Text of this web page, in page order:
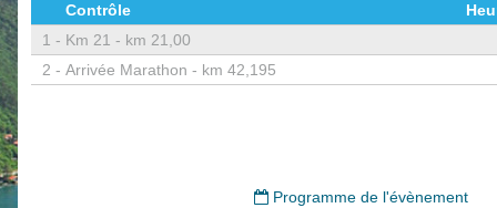
Contrôle
1 - Km 21 - km 21,00
2 - Arrivée Marathon - km 42,195
Programme de l'évènement